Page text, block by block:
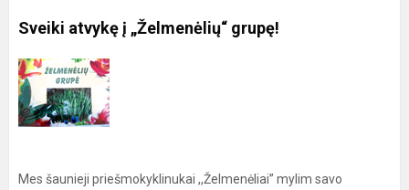
Sveiki atvykę į „Želmenėlių“ grupę!
Mes šaunieji priešmokyklinukai ,,Želmenėliai” mylim savo